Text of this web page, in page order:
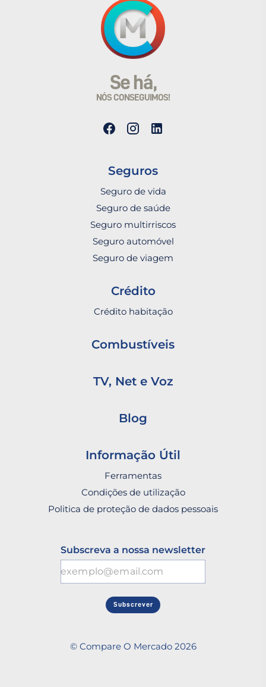
Se há,
NÓS CONSEGUIMOS!
Seguros
Seguro de vida
Seguro de saúde
Seguro multirriscos
Seguro automóvel
Seguro de viagem
Crédito
Crédito habitação
Combustíveis
TV, Net e Voz
Blog
Informação Útil
Ferramentas
Condições de utilização
Politica de proteção de dados pessoais
Subscreva a nossa newsletter
Subscrever
© Compare O Mercado 2026